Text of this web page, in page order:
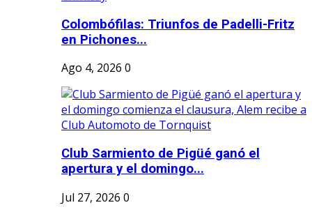
Colombófilas: Triunfos de Padelli-Fritz
en Pichones...
Ago 4, 2026 0
Club Sarmiento de Pigüé ganó el
apertura y el domingo...
Jul 27, 2026 0